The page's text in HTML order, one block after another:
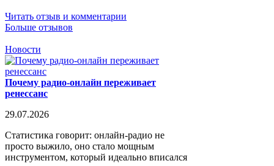
Читать отзыв и комментарии
Больше отзывов
Новости
Почему радио-онлайн переживает
ренессанс
29.07.2026
Статистика говорит: онлайн-радио не
просто выжило, оно стало мощным
инструментом, который идеально вписался